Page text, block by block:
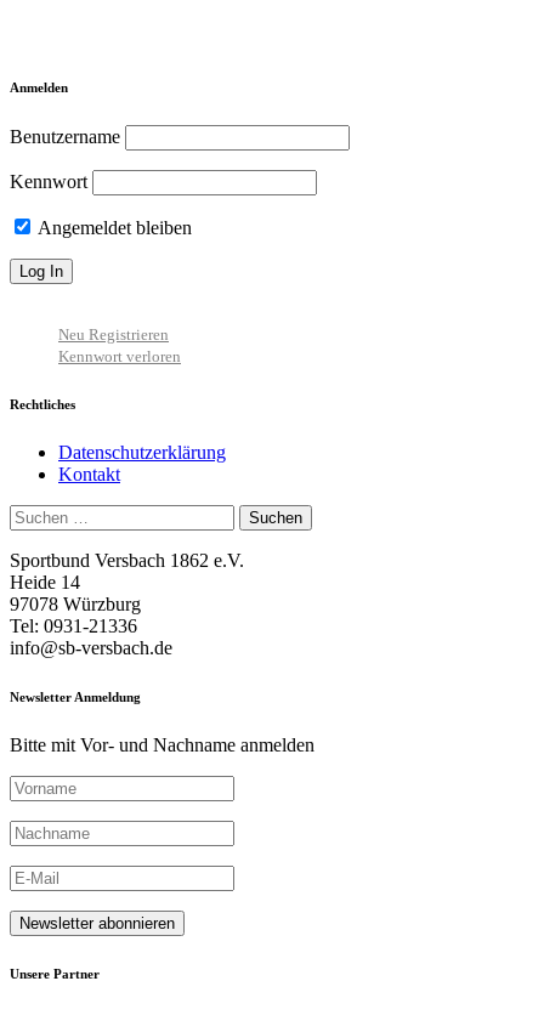
Anmelden
Benutzername
Kennwort
Angemeldet bleiben
Neu Registrieren
Kennwort verloren
Rechtliches
Datenschutzerklärung
Kontakt
Suchen
nach:
Sportbund Versbach 1862 e.V.
Heide 14
97078 Würzburg
Tel: 0931-21336
info@sb-versbach.de
Newsletter Anmeldung
Bitte mit Vor- und Nachname anmelden
Unsere Partner